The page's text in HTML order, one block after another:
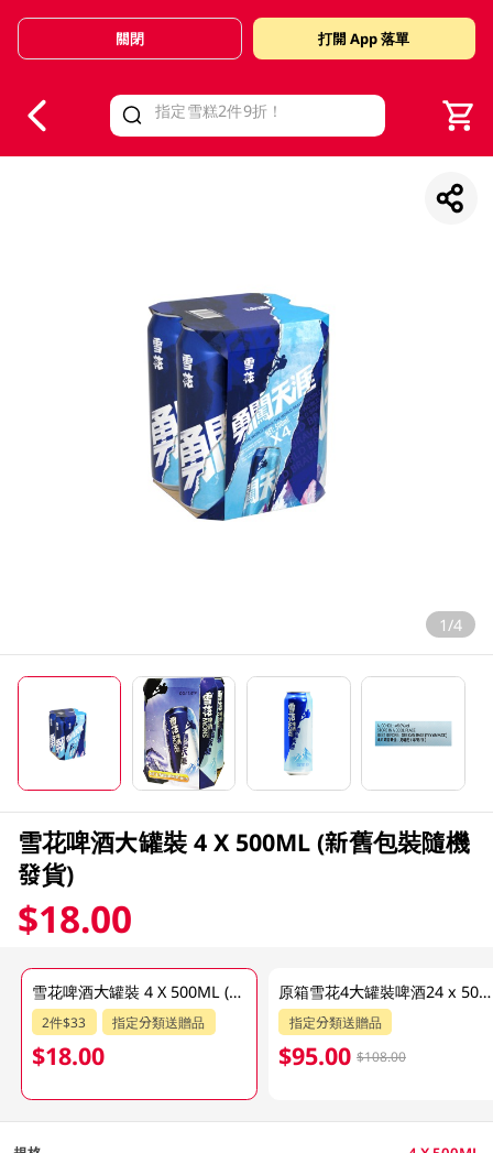
Valid Until 30 June 2026
關閉 打開 App 落單
1/4
雪花啤酒大罐裝 4 X 500ML (新舊包裝隨機
發貨)
$18.00
雪花啤酒大罐裝 4 X 500ML (新舊包裝隨機發貨)
2件$33 指定分類送贈品
$18.00
原箱雪花4大罐裝啤酒24 x 500ML
指定分類送贈品
$95.00 $108.00